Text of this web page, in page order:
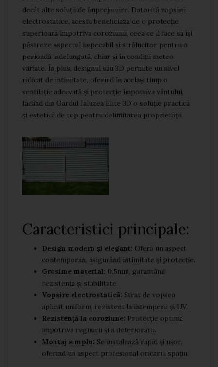
decât alte soluții de împrejmuire. Datorită vopsirii
electrostatice, acesta beneficiază de o protecție
superioară împotriva coroziunii, ceea ce îl face să își
păstreze aspectul impecabil și strălucitor pentru o
perioadă îndelungată, chiar și în condiții meteo
variate. În plus, designul său 3D permite un nivel
ridicat de intimitate, oferind în același timp o
ventilație adecvată și protecție împotriva vântului,
făcând din Gardul Jaluzea Elite 3D o soluție practică
și estetică de top pentru delimitarea proprietății.
Caracteristici principale:
Design modern și elegant: Oferă un aspect
contemporan, asigurând intimitate și protecție.
Grosime material: 0.5mm, garantând
rezistență și stabilitate.
Vopsire electrostatică: Strat de vopsea
aplicat uniform, rezistent la intemperii și UV.
Rezistență la coroziune: Protecție optimă
împotriva ruginirii și a deteriorării.
Montaj simplu: Se instalează rapid și ușor,
oferind un aspect profesional oricărui spațiu.